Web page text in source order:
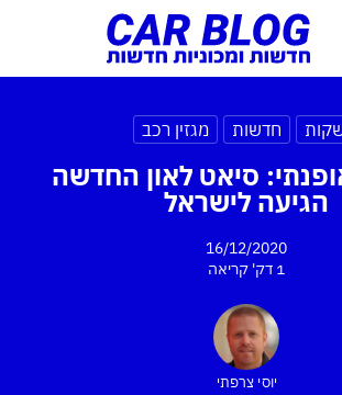
חדשות מגזין רכב
סיאט לאון החדשה
הגיעה לישראל
16/12/2020
1 דק'
קריאה
יוסי צרפתי